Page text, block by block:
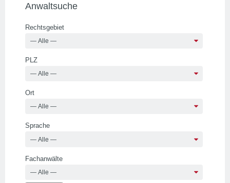
Anwaltsuche
Rechtsgebiet
PLZ
Ort
Sprache
Fachanwälte